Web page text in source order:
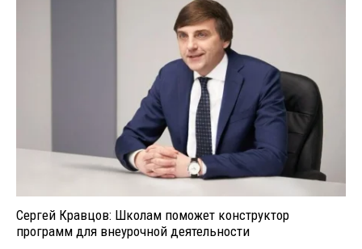
Сергей Кравцов: Школам поможет конструктор
программ для внеурочной деятельности